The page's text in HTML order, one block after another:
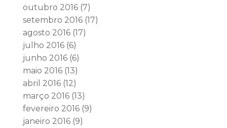
outubro 2016(7)
setembro 2016(17)
agosto 2016(17)
julho 2016(6)
junho 2016(6)
maio 2016(13)
abril 2016(12)
março 2016(13)
fevereiro 2016(9)
janeiro 2016(9)